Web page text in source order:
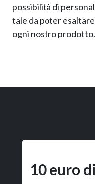
possibilità di
tale da poter
ogni nostro prodotto.
10 euro